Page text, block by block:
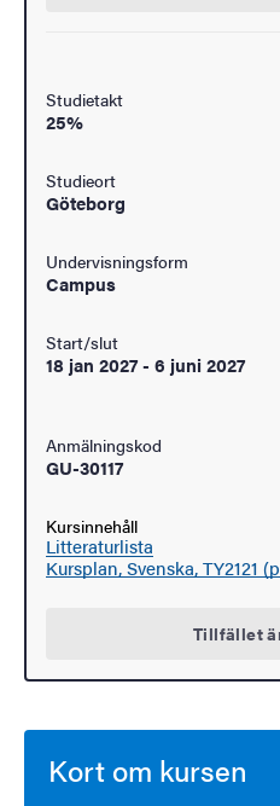
Studietakt
25%
Studieort
Göteborg
Undervisningsform
Campus
Start/slut
18 jan 2027- 6 juni 2027
Anmälningskod
GU-30117
Kursinnehåll
Litteraturlista
Kursplan, Svenska, TY2121
Tillfället
Kort om kursen